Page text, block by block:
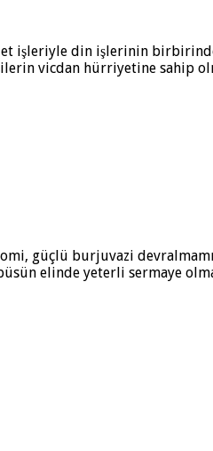
işleriyle din işlerinin
vicdan hürriyetine sahip
güçlü burjuvazi
elinde yeterli sermaye